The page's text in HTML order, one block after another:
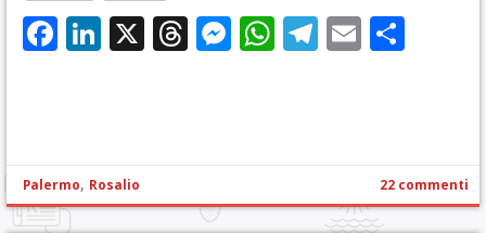
Facebook
LinkedIn
X Threads
Messenger
WhatsApp
Telegram
Email
Palermo, Rosalio 22 commenti